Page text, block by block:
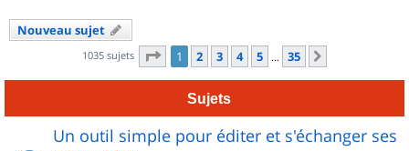
Nouveau sujet
1035 sujets Page 1sur
1 2 3 4 5 … 35
Sujets
Un outil simple pour éditer et s'échanger ses